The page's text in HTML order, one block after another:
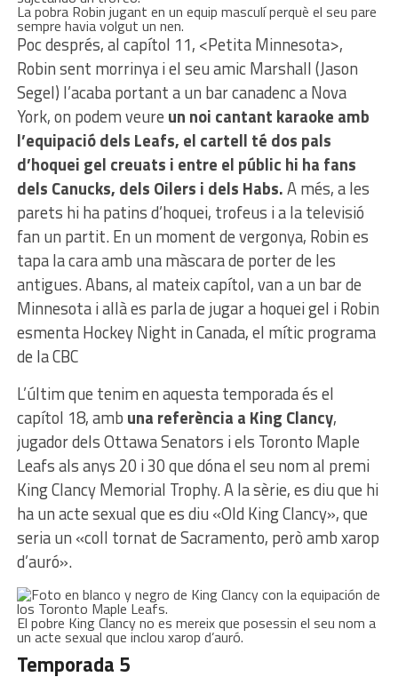
La pobra Robin jugant en un equip masculí perquè el seu pare
sempre havia volgut un nen.
Poc després, al capítol 11, <Petita Minnesota>,
Robin sent morrinya i el seu amic Marshall (Jason
Segel) l’acaba portant a un bar canadenc a Nova
York, on podem veure un noi cantant karaoke amb
l’equipació dels Leafs, el cartell té dos pals
d’hoquei gel creuats i entre el públic hi ha fans
dels Canucks, dels Oilers i dels Habs.A més, a les
parets hi ha patins d’hoquei, trofeus i a la televisió
fan un partit. En un moment de vergonya, Robin es
tapa la cara amb una màscara de porter de les
antigues. Abans, al mateix capítol, van a un bar de
Minnesota i allà es parla de jugar a hoquei gel i Robin
esmenta Hockey Night in Canada, el mític programa
de la CBC
L’últim que tenim en aquesta temporada és el
capítol 18, amb una referència a King Clancy,
jugador dels Ottawa Senators i els Toronto Maple
Leafs als anys 20 i 30 que dóna el seu nom al premi
King Clancy Memorial Trophy. A la sèrie, es diu que hi
ha un acte sexual que es diu «Old King Clancy», que
seria un «coll tornat de Sacramento, però amb xarop
d’auró».
El pobre King Clancy no es mereix que posessin el seu nom a
un acte sexual que inclou xarop d’auró.
Temporada 5